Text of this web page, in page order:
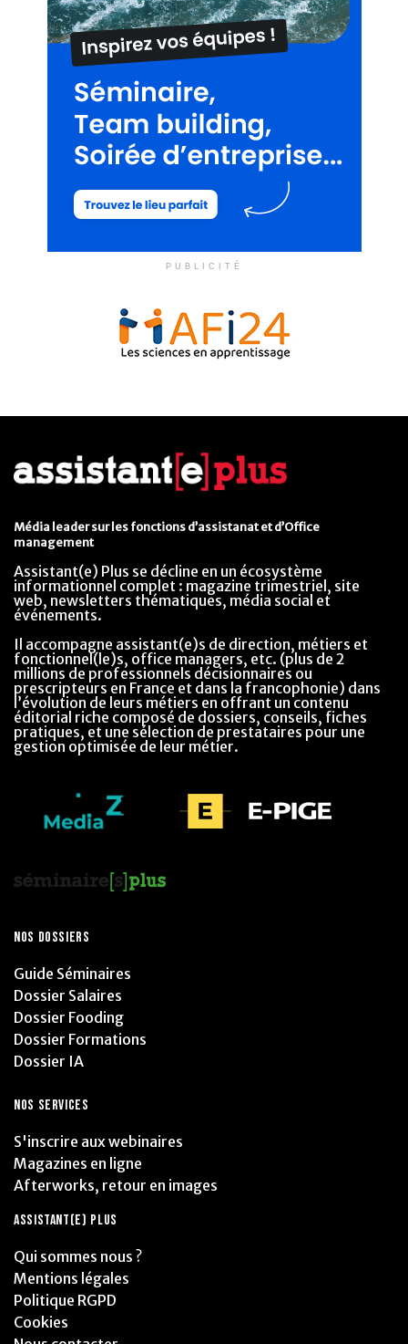
PUBLICITÉ
Média leader sur les fonctions d’assistanat et d’Office
management
Assistant(e) Plus se décline en un écosystème
informationnel complet : magazine trimestriel, site
web, newsletters thématiques, média social et
événements.
Il accompagne assistant(e)s de direction, métiers et
fonctionnel(le)s, office managers, etc. (plus de 2
millions de professionnels décisionnaires ou
prescripteurs en France et dans la francophonie) dans
l’évolution de leurs métiers en offrant un contenu
éditorial riche composé de dossiers, conseils, fiches
pratiques, et une sélection de prestataires pour une
gestion optimisée de leur métier.
NOS DOSSIERS
Guide Séminaires
Dossier Salaires
Dossier Fooding
Dossier Formations
Dossier IA
NOS SERVICES
S'inscrire aux webinaires
Magazines en ligne
Afterworks, retour en images
ASSISTANT(E) PLUS
Qui sommes nous ?
Mentions légales
Politique RGPD
Cookies